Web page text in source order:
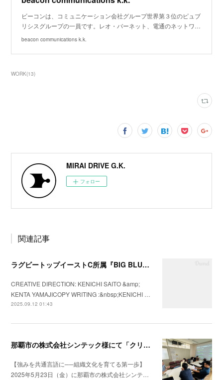
ビーコンは、コミュニケーション会社グループ世界第３位のピュブ
リシスグループの一員です。レオ・バーネット、電通のネットワ…
beacon communications k.k.
WORK(13)
MIRAI DRIVE G.K.
フォロー
関連記事
ラグビートップイーストC所属『BIG BLUES八千代ベイ東京』の2025年シーズンプロモーションビデオを制作
CREATIVE DIRECTION: KENICHI SAITO &amp;
KENTA YAMAJICOPY WRITING :&nbsp;KENICHI …
2025.09.12 01:43
那覇市の株式会社シンテック様にて「クリフトンストレングス®」を用いた強み理解・組織文化醸成セッションを実施
【強みを共通言語に──組織文化を育てる第一歩】
2025年5月23日（金）に那覇市の株式会社シンテ…